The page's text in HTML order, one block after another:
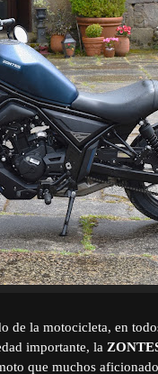
de la motocicleta, en
importante, la
que muchos